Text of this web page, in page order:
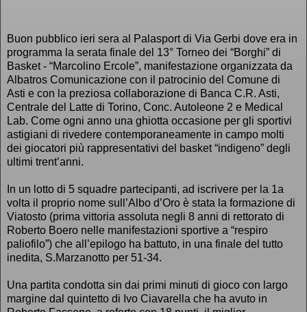
Buon pubblico ieri sera al Palasport di Via Gerbi dove era in
programma la serata finale del 13° Torneo dei “Borghi” di
Basket - “Marcolino Ercole”, manifestazione organizzata da
Albatros Comunicazione con il patrocinio del Comune di
Asti e con la preziosa collaborazione di Banca C.R. Asti,
Centrale del Latte di Torino, Conc. Autoleone 2 e Medical
Lab. Come ogni anno una ghiotta occasione per gli sportivi
astigiani di rivedere contemporaneamente in campo molti
dei giocatori più rappresentativi del basket “indigeno” degli
ultimi trent’anni.
In un lotto di 5 squadre partecipanti, ad iscrivere per la 1a
volta il proprio nome sull’Albo d’Oro è stata la formazione di
Viatosto (prima vittoria assoluta negli 8 anni di rettorato di
Roberto Boero nelle manifestazioni sportive a “respiro
paliofilo”) che all’epilogo ha battuto, in una finale del tutto
inedita, S.Marzanotto per 51-34.
Una partita condotta sin dai primi minuti di gioco con largo
margine dal quintetto di Ivo Ciavarella che ha avuto in